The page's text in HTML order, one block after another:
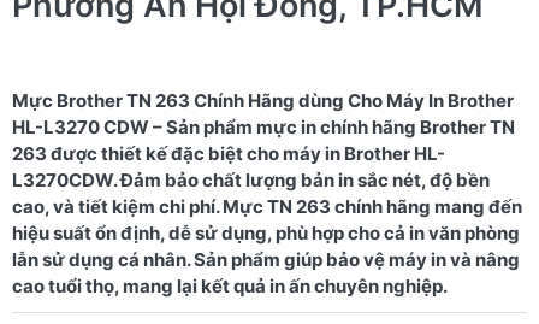
Mực Brother TN 263 Chính Hãng dùng Cho Máy In Brother
HL-L3270 CDW – Sản phẩm mực in chính hãng Brother TN
263 được thiết kế đặc biệt cho máy in Brother HL-
L3270CDW. Đảm bảo chất lượng bản in sắc nét, độ bền
cao, và tiết kiệm chi phí. Mực TN 263 chính hãng mang đến
hiệu suất ổn định, dễ sử dụng, phù hợp cho cả in văn phòng
lẫn sử dụng cá nhân. Sản phẩm giúp bảo vệ máy in và nâng